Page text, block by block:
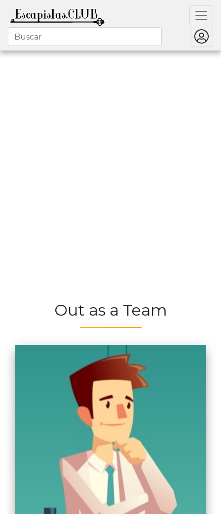
Out as a Team